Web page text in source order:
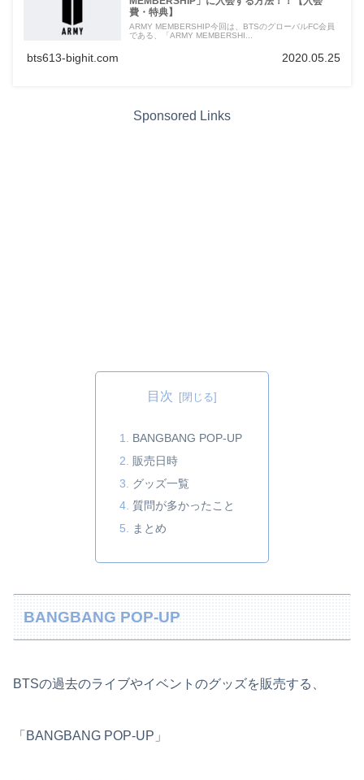
費・特典】
ARMY MEMBERSHIP今回は、BTSのグローバルFC会員
である、「ARMY MEMBERSHI...
bts613-bighit.com 2020.05.25
Sponsored Links
目次
BANGBANG POP-UP
販売日時
グッズ一覧
質問が多かったこと
まとめ
BANGBANG POP-UP
BTSの過去のライブやイベントのグッズを販売する、
「BANGBANG POP-UP」